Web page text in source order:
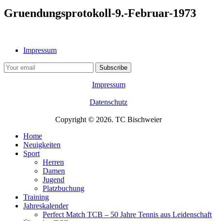
Gruendungsprotokoll-9.-Februar-1973
Impressum
Impressum
Datenschutz
Copyright © 2026. TC Bischweier
Home
Neuigkeiten
Sport
Herren
Damen
Jugend
Platzbuchung
Training
Jahreskalender
Perfect Match TCB – 50 Jahre Tennis aus Leidenschaft